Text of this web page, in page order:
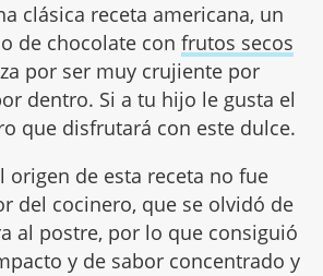
clásica receta americana, un
de chocolate con frutos secos
por ser muy crujiente por
dentro. Si a tu hijo le gusta el
que disfrutará con este dulce.
origen de esta receta no fue
del cocinero, que se olvidó de
al postre, por lo que consiguió
y de sabor concentrado y